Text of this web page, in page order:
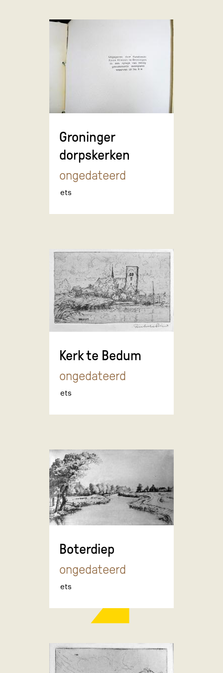
Groninger
dorpskerken
ongedateerd
ets
Kerk te Bedum
ongedateerd
ets
Boterdiep
ongedateerd
ets